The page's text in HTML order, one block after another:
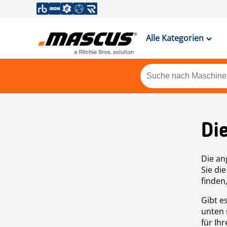
Alle Kategorien
Die
Sie
Gibt
unten
für